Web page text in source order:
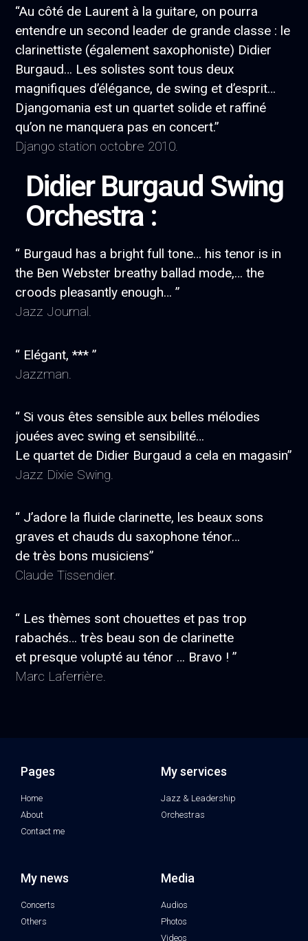
“Au côté de Laurent à la guitare, on pourra
entendre un second leader de grande classe : le
clarinettiste (également saxophoniste) Didier
Burgaud… Les solistes sont tous deux
magnifiques d’élégance, de swing et d’esprit…
Djangomania est un quartet solide et raffiné
qu’on ne manquera pas en concert.”
Django station octobre 2010.
Didier Burgaud Swing
Orchestra :
“ Burgaud has a bright full tone… his tenor is in
the Ben Webster breathy ballad mode,… the
croods pleasantly enough… ”
Jazz Journal.
“ Elégant, *** ”
Jazzman.
“ Si vous êtes sensible aux belles mélodies
jouées avec swing et sensibilité…
Le quartet de Didier Burgaud a cela en magasin”
Jazz Dixie Swing.
“ J’adore la fluide clarinette, les beaux sons
graves et chauds du saxophone ténor…
de très bons musiciens”
Claude Tissendier.
“ Les thèmes sont chouettes et pas trop
rabachés… très beau son de clarinette
et presque volupté au ténor … Bravo ! ”
Marc Laferrière.
Pages
Home
About
Contact me
My services
Jazz & Leadership
Orchestras
My news
Concerts
Others
Media
Audios
Photos
Videos